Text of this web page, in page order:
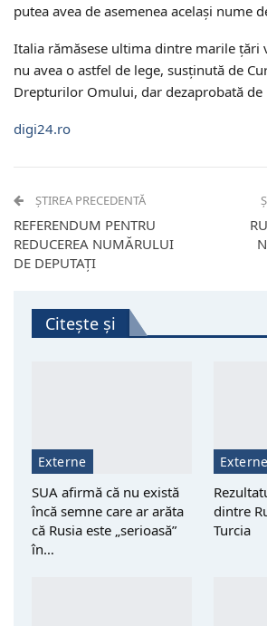
putea avea de asemenea același nume
Italia rămăsese ultima dintre marile țări
nu avea o astfel de lege, susținută de
Drepturilor Omului, dar dezaprobată de
digi24.ro
ȘTIREA PRECEDENTĂ
REFERENDUM PENTRU
REDUCEREA NUMĂRULUI
DE DEPUTAȚI
Citește și
Externe
SUA afirmă că nu există
încă semne care ar arăta
că Rusia este „serioasă”
în…
Externe
dintre
Turcia